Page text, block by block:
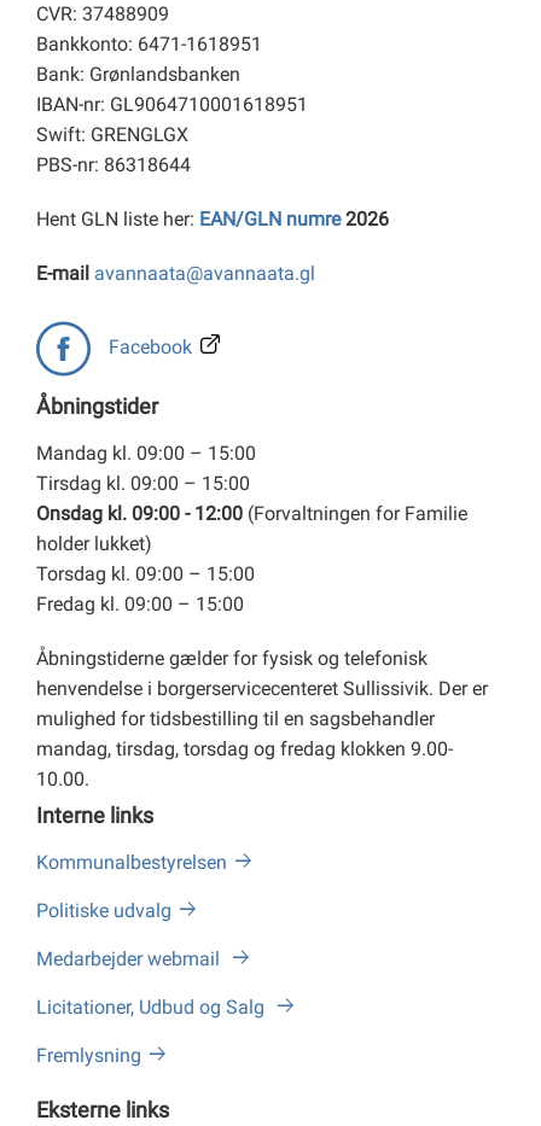
CVR: 37488909
Bankkonto: 6471-1618951
Bank: Grønlandsbanken
IBAN-nr: GL9064710001618951
Swift: GRENGLGX
PBS-nr: 86318644
Hent GLN liste her: EAN/GLN numre2026
E-mail avannaata@avannaata.gl
Facebook
Åbningstider
Mandag kl. 09:00 – 15:00
Tirsdag kl. 09:00 – 15:00
Onsdag kl. 09:00 - 12:00 (Forvaltningen for Familie
holder lukket)
Torsdag kl. 09:00 – 15:00
Fredag kl. 09:00 – 15:00
Åbningstiderne gælder for fysisk og telefonisk
henvendelse i borgerservicecenteret Sullissivik. Der er
mulighed for tidsbestilling til en sagsbehandler
mandag, tirsdag, torsdag og fredag klokken 9.00-
10.00.
Interne links
Kommunalbestyrelsen
Politiske udvalg
Medarbejder webmail
Licitationer, Udbud og Salg
Fremlysning
Eksterne links